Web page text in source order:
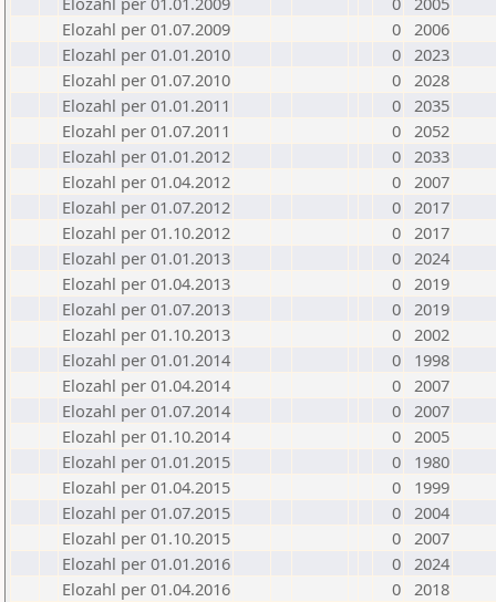
Elozahl per 01.07.2009
0 2006
Elozahl per 01.01.2010
0 2023
Elozahl per 01.07.2010
0 2028
Elozahl per 01.01.2011
0 2035
Elozahl per 01.07.2011
0 2052
Elozahl per 01.01.2012
0 2033
Elozahl per 01.04.2012
0 2007
Elozahl per 01.07.2012
0 2017
Elozahl per 01.10.2012
0 2017
Elozahl per 01.01.2013
0 2024
Elozahl per 01.04.2013
0 2019
Elozahl per 01.07.2013
0 2019
Elozahl per 01.10.2013
0 2002
Elozahl per 01.01.2014
0
1998
Elozahl per 01.04.2014
0 2007
Elozahl per 01.07.2014
0 2007
Elozahl per 01.10.2014
0 2005
Elozahl per 01.01.2015
0
1980
Elozahl per 01.04.2015
0
1999
Elozahl per 01.07.2015
0 2004
Elozahl per 01.10.2015
0 2007
Elozahl per 01.01.2016
0 2024
Elozahl per 01.04.2016
0 2018